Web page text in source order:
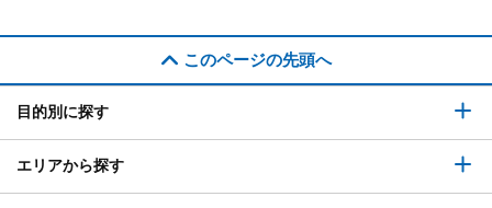
このページの先頭へ
目的別に探す
エリアから探す